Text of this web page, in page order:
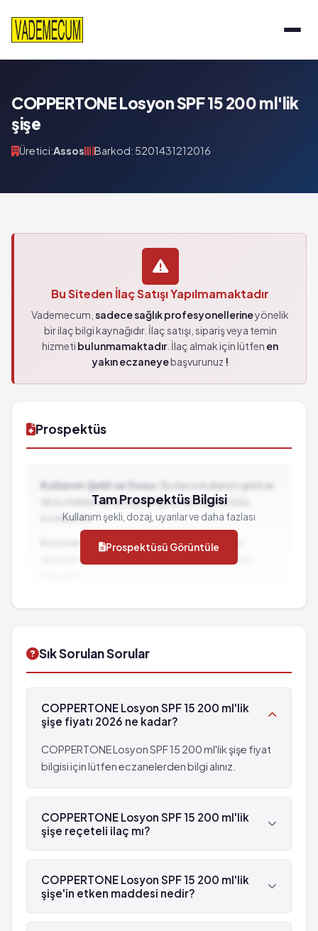
COPPERTONE Losyon SPF 15 200 ml'lik
şişe
Üretici:Assos Barkod: 5201431212016
Bu Siteden İlaç Satışı Yapılmamaktadır
Vademecum, sadece sağlık profesyonellerineyönelik
bir ilaç bilgi kaynağıdır. İlaç satışı, sipariş veya temin
hizmeti bulunmamaktadır. İlaç almak için lütfen en
yakın eczaneyebaşvurunuz !
Prospektüs
Kullanım Şekli ve Dozu:
Bu ilacın kullanım şekli ve
dozu hakkında detaylı bilgi için prospektüsü
inceleyiniz.
Kontrendikasyonlar:İlacın kullanılmaması
gereken durumlar ve dikkat edilmesi gereken
Tam Prospektüs Bilgisi
Kullanım şekli, dozaj, uyarılar ve daha fazlası
Prospektüsü Görüntüle
Sık Sorulan Sorular
COPPERTONE Losyon SPF 15 200 ml'lik
şişe fiyatı 2026 ne kadar?
COPPERTONE Losyon SPF 15 200 ml'lik şişe fiyat
bilgisi için lütfen eczanelerden bilgi alınız.
COPPERTONE Losyon SPF 15 200 ml'lik
şişe reçeteli ilaç mı?
Hayır, COPPERTONE Losyon SPF 15 200 ml'lik şişe
reçetesizdir.
COPPERTONE Losyon SPF 15 200 ml'lik
şişe'in etken maddesi nedir?
COPPERTONE Losyon SPF 15 200 ml'lik şişe'in